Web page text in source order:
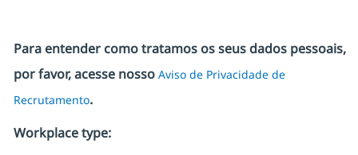
Para entender como tratamos os seus dados pessoais,
por favor, acesse nosso Aviso de Privacidade de
Recrutamento.
Workplace type: